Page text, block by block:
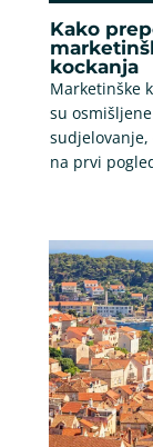
Kako
kockanja
Marketinške
su
sudjelovanje,
na prvi